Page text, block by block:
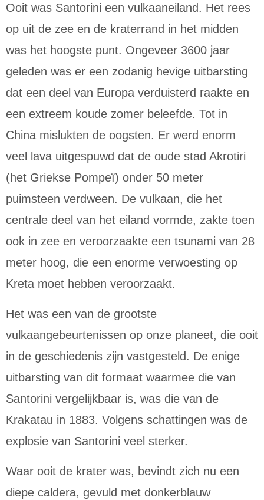
Ooit was Santorini een vulkaaneiland. Het rees
op uit de zee en de kraterrand in het midden
was het hoogste punt. Ongeveer 3600 jaar
geleden was er een zodanig hevige uitbarsting
dat een deel van Europa verduisterd raakte en
een extreem koude zomer beleefde. Tot in
China mislukten de oogsten. Er werd enorm
veel lava uitgespuwd dat de oude stad Akrotiri
(het Griekse Pompeï) onder 50 meter
puimsteen verdween. De vulkaan, die het
centrale deel van het eiland vormde, zakte toen
ook in zee en veroorzaakte een tsunami van 28
meter hoog, die een enorme verwoesting op
Kreta moet hebben veroorzaakt.
Het was een van de grootste
vulkaangebeurtenissen op onze planeet, die ooit
in de geschiedenis zijn vastgesteld. De enige
uitbarsting van dit formaat waarmee die van
Santorini vergelijkbaar is, was die van de
Krakatau in 1883. Volgens schattingen was de
explosie van Santorini veel sterker.
Waar ooit de krater was, bevindt zich nu een
diepe caldera, gevuld met donkerblauw